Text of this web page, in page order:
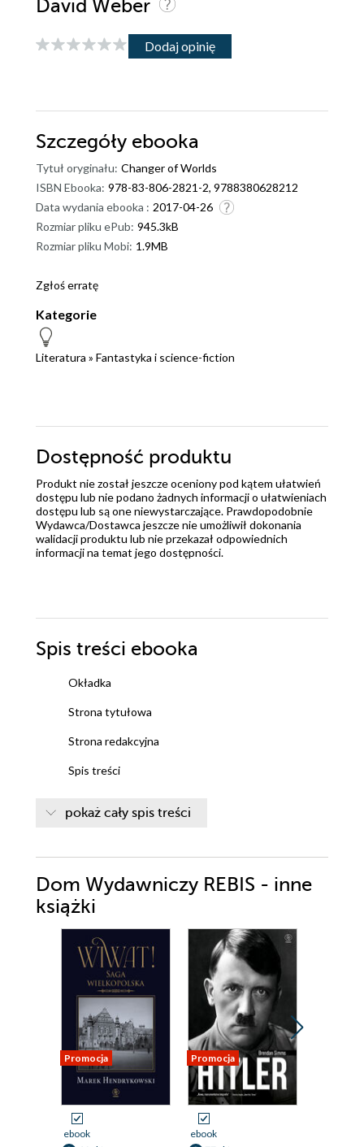
David Weber
Dodaj opinię
Szczegóły ebooka
Tytuł oryginału: Changer of Worlds
ISBN Ebooka: 978-83-806-2821-2, 9788380628212
Data wydania ebooka : 2017-04-26
Rozmiar pliku ePub: 945.3kB
Rozmiar pliku Mobi: 1.9MB
Zgłoś erratę
Kategorie
Literatura » Fantastyka i science-fiction
Dostępność produktu
Produkt nie został jeszcze oceniony pod kątem ułatwień
dostępu lub nie podano żadnych informacji o ułatwieniach
dostępu lub są one niewystarczające. Prawdopodobnie
Wydawca/Dostawca jeszcze nie umożliwił dokonania
walidacji produktu lub nie przekazał odpowiednich
informacji na temat jego dostępności.
Spis treści ebooka
Okładka
Strona tytułowa
Strona redakcyjna
Spis treści
Góral
DZIEŃ PIERWSZY
DZIEŃ CZWARTY
DZIEŃ PIĄTY
DZIEŃ SZÓSTY
PÓŹNIEJ
Byle do zmroku
Cykl Honor Harrington
pokaż cały spis treści
Dom Wydawniczy REBIS - inne
książki
Promocja
ebook
Promocja
ebook